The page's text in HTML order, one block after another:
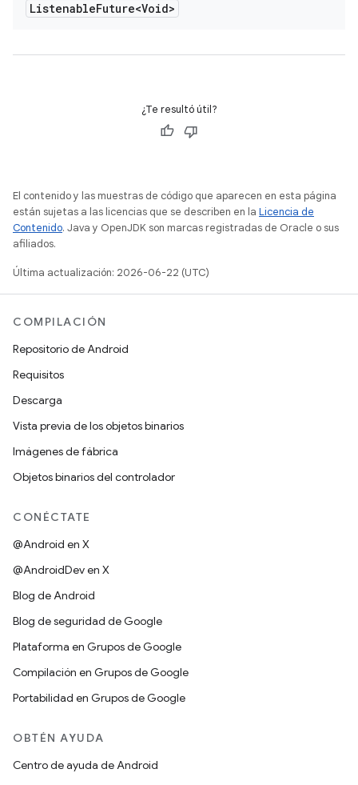
ListenableFuture<Void>
¿Te resultó útil?
El contenido y las muestras de código que aparecen en esta página
están sujetas a las licencias que se describen en la Licencia de
Contenido. Java y OpenJDK son marcas registradas de Oracle o sus
afiliados.
Última actualización: 2026-06-22 (UTC)
COMPILACIÓN
Repositorio de Android
Requisitos
Descarga
Vista previa de los objetos binarios
Imágenes de fábrica
Objetos binarios del controlador
CONÉCTATE
@Android en X
@AndroidDev en X
Blog de Android
Blog de seguridad de Google
Plataforma en Grupos de Google
Compilación en Grupos de Google
Portabilidad en Grupos de Google
OBTÉN AYUDA
Centro de ayuda de Android